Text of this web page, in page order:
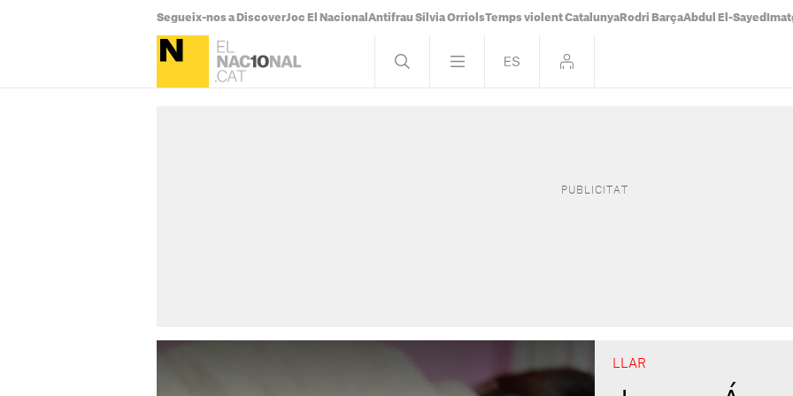
Segueix-nos a DiscoverJoc El Nacional Antifrau Sílvia OrriolsTemps violent Catalunya Rodri BarçaAbdul El-Sayed
LLAR